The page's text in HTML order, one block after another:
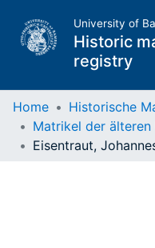
University of
Historic
registry
Matrikel
Home
Historische